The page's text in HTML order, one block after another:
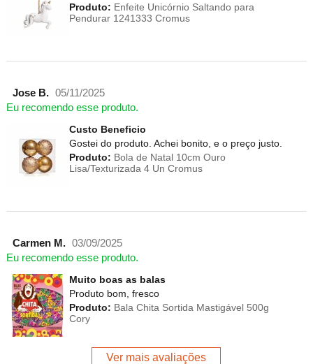
Produto: Enfeite Unicórnio Saltando para
Pendurar 1241333 Cromus
Jose B. 05/11/2025
Eu recomendo esse produto.
Custo Beneficio
Gostei do produto. Achei bonito, e o preço justo.
Produto: Bola de Natal 10cm Ouro
Lisa/Texturizada 4 Un Cromus
Carmen M. 03/09/2025
Eu recomendo esse produto.
Muito boas as balas
Produto bom, fresco
Produto: Bala Chita Sortida Mastigável 500g
Cory
Ver mais avaliações